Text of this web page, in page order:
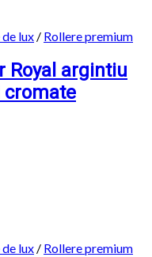
lux / Rollere premium
Royal argintiu
cromate
lux / Rollere premium